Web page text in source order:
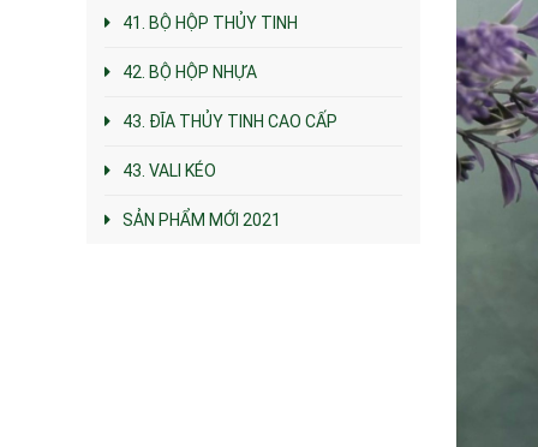
41. BỘ HỘP THỦY TINH
42. BỘ HỘP NHỰA
43. ĐĨA THỦY TINH CAO CẤP
43. VALI KÉO
SẢN PHẨM MỚI 2021